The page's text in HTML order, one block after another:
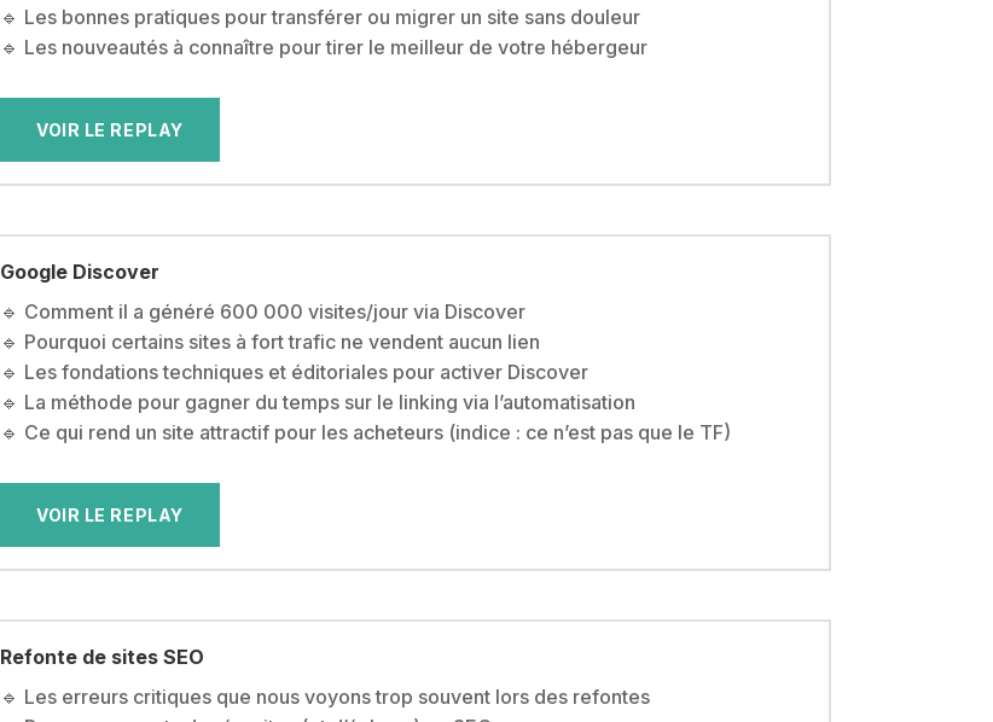
🔹 Les bonnes pratiques pour transférer ou migrer un site sans douleur
🔹 Les nouveautés à connaître pour tirer le meilleur de votre hébergeur
VOIR LE REPLAY
Google Discover
🔹 Comment il a généré 600 000 visites/jour via Discover
🔹 Pourquoi certains sites à fort trafic ne vendent aucun lien
🔹 Les fondations techniques et éditoriales pour activer Discover
🔹 La méthode pour gagner du temps sur le linking via l’automatisation
🔹 Ce qui rend un site attractif pour les acheteurs (indice : ce n’est pas que le TF)
VOIR LE REPLAY
Refonte de sites SEO
🔹 Les erreurs critiques que nous voyons trop souvent lors des refontes